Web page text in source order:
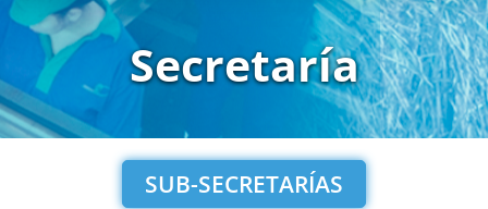
Secretaría
SUB-SECRETARÍAS